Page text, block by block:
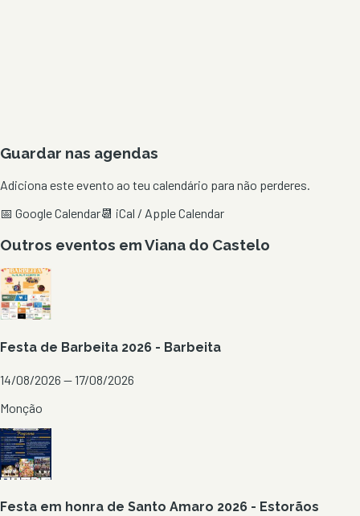
Guardar nas agendas
Adiciona este evento ao teu calendário para não perderes.
📅 Google Calendar📆 iCal / Apple Calendar
Outros eventos emViana do Castelo
Festa de Barbeita 2026 - Barbeita
14/08/2026 — 17/08/2026
Monção
Festa em honra de Santo Amaro 2026 - Estorãos